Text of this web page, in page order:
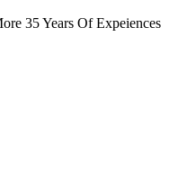
35 Years Of Expeiences